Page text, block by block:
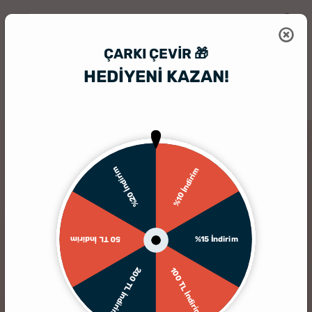
ÇARKI ÇEVIR 🎁
HEDİYENİ KAZAN!
%10 İndirim
%15 İndirim
100 TL İndirim
200 TL İndirim
50 TL İndirim
%20 İndirim